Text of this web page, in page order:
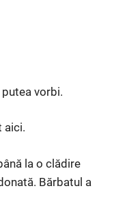
vorbi.
aici.
la o clădire
Bărbatul a